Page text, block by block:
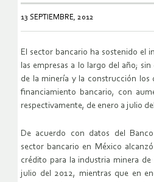
13 SEPTIEMBRE, 2012
El sector bancario ha sostenido el
las empresas a lo largo del año;
de la minería y la construcción los
financiamiento bancario, con
respectivamente, de enero a julio
De acuerdo con datos del
sector bancario en México
crédito para la industria minera de
julio del 2012, mientras que en